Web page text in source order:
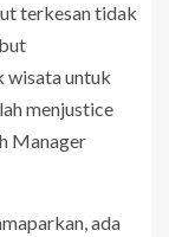
terkesan tidak
wisata untuk
menjustice
Manager
ada